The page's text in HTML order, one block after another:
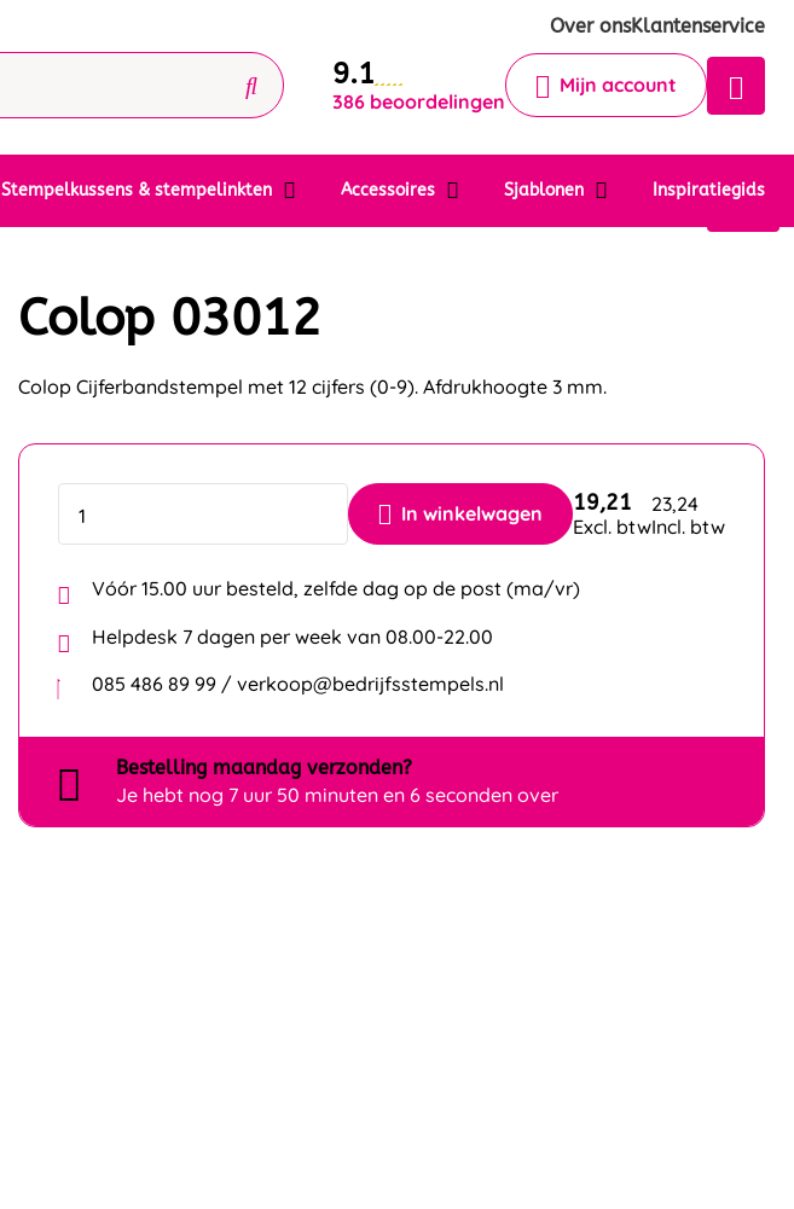
Over onsKlantenservice
9.1
386 beoordelingen
Mijn account
Stempelkussens & stempelinkten Accessoires Sjablonen Inspiratiegids
Krijg een antwoord op uw vraag
Chat 24/7 met onze chatbot voor
Contact
Colop 03012
Colop Cijferbandstempel met 12 cijfers (0-9). Afdrukhoogte 3 mm.
In winkelwagen 19,21
Excl. btw
23,24
Incl. btw
Vóór 15.00 uur besteld, zelfde dag op de post (ma/vr)
Helpdesk 7 dagen per week van 08.00-22.00
085 486 89 99 / verkoop@bedrijfsstempels.nl
Bestelling maandag verzonden?
Je hebt nog 7 uur 50 minuten en 5 seconden over